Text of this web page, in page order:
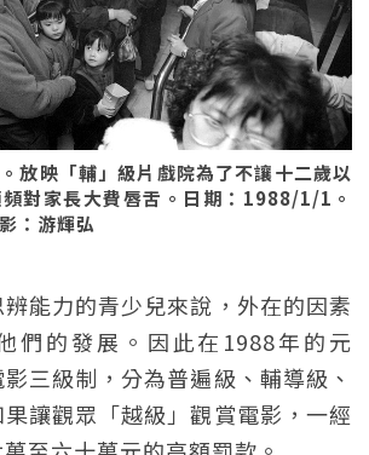
放映「輔」級片戲院為了不讓十二歲以
對家長大費唇舌。日期：1988/1/1。
：游輝弘
能力的青少兒來說，外在的因素
們的發展。因此在1988年的元
三級制，分為普遍級、輔導級、
讓觀眾「越級」觀賞電影，一經